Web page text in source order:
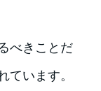
べきことだ
ています。